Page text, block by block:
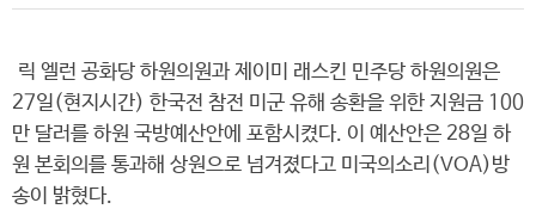
릭 엘런 공화당 하원의원과 제이미 래스킨 민주당 하원의원은
27일(현지시간) 한국전 참전 미군 유해 송환을 위한 지원금 100
만 달러를 하원 국방예산안에 포함시켰다. 이 예산안은 28일 하
원 본회의를 통과해 상원으로 넘겨졌다고 미국의소리(VOA)방
송이 밝혔다.